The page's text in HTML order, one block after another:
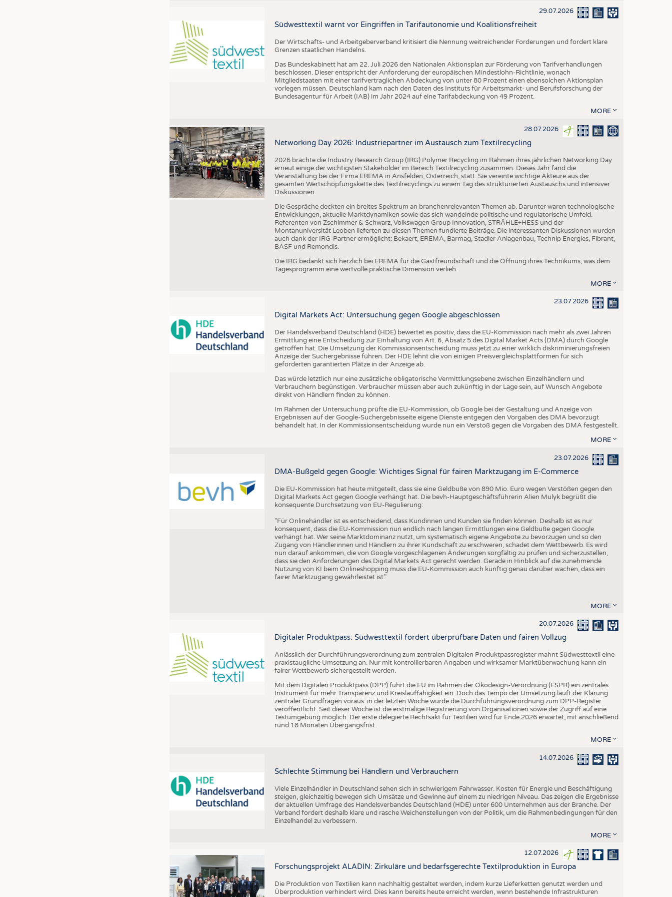
KRÜGER PERSONAL HEADHUNTING
PRAKTIKA & AUSBILDUNGEN DTV AUSSCHREIBUNGSDIENST
PUBLIKATIONEN
TERMINE
BRANCHENTERMINE
29.07.2026
Südwesttextil warnt vor Eingriffen in Tarifautonomie und Koalitionsfreiheit
Der Wirtschafts- und Arbeitgeberverband kritisiert die Nennung weitreichender Forderungen und fordert klare
Grenzen staatlichen Handelns.
Das Bundeskabinett hat am 22. Juli 2026 den Nationalen Aktionsplan zur Förderung von Tarifverhandlungen
beschlossen. Dieser entspricht der Anforderung der europäischen Mindestlohn-Richtlinie, wonach
Mitgliedstaaten mit einer tarifvertraglichen Abdeckung von unter 80 Prozent einen ebensolchen Aktionsplan
vorlegen müssen. Deutschland kam nach den Daten des Instituts für Arbeitsmarkt- und Berufsforschung der
Bundesagentur für Arbeit (IAB) im Jahr 2024 auf eine Tarifabdeckung von 49 Prozent.
MORE
©
I
n
s
t
i
t
u
t
f
ü
r
T
e
x
t
i
l
t
e
c
h
n
i
k
(
I
T
A
)
d
e
r
R
W
T
H
A
a
c
h
e
n
U
n
i
v
e
r
s
i
t
y 28.07.2026
Networking Day 2026: Industriepartner im Austausch zum Textilrecycling
2026 brachte die Industry Research Group (IRG) Polymer Recycling im Rahmen ihres jährlichen Networking Day
erneut einige der wichtigsten Stakeholder im Bereich Textilrecycling zusammen. Dieses Jahr fand die
Veranstaltung bei der Firma EREMA in Ansfelden, Österreich, statt. Sie vereinte wichtige Akteure aus der
gesamten Wertschöpfungskette des Textilrecyclings zu einem Tag des strukturierten Austauschs und intensiver
Diskussionen.
Die Gespräche deckten ein breites Spektrum an branchenrelevanten Themen ab. Darunter waren technologische
Entwicklungen, aktuelle Marktdynamiken sowie das sich wandelnde politische und regulatorische Umfeld.
Referenten von Zschimmer & Schwarz, Volkswagen Group Innovation, STRÄHLE+HESS und der
Montanuniversität Leoben lieferten zu diesen Themen fundierte Beiträge. Die interessanten Diskussionen wurden
auch dank der IRG-Partner ermöglicht: Bekaert, EREMA, Barmag, Stadler Anlagenbau, Technip Energies, Fibrant,
BASF und Remondis.
Die IRG bedankt sich herzlich bei EREMA für die Gastfreundschaft und die Öffnung ihres Technikums, was dem
Tagesprogramm eine wertvolle praktische Dimension verlieh.
MORE
23.07.2026
Digital Markets Act: Untersuchung gegen Google abgeschlossen
Der Handelsverband Deutschland (HDE) bewertet es positiv, dass die EU-Kommission nach mehr als zwei Jahren
Ermittlung eine Entscheidung zur Einhaltung von Art. 6, Absatz 5 des Digital Market Acts (DMA) durch Google
getroffen hat. Die Umsetzung der Kommissionsentscheidung muss jetzt zu einer wirklich diskriminierungsfreien
Anzeige der Suchergebnisse führen. Der HDE lehnt die von einigen Preisvergleichsplattformen für sich
geforderten garantierten Plätze in der Anzeige ab.
Das würde letztlich nur eine zusätzliche obligatorische Vermittlungsebene zwischen Einzelhändlern und
Verbrauchern begünstigen. Verbraucher müssen aber auch zukünftig in der Lage sein, auf Wunsch Angebote
direkt von Händlern finden zu können.
Im Rahmen der Untersuchung prüfte die EU-Kommission, ob Google bei der Gestaltung und Anzeige von
Ergebnissen auf der Google-Suchergebnisseite eigene Dienste entgegen den Vorgaben des DMA bevorzugt
behandelt hat. In der Kommissionsentscheidung wurde nun ein Verstoß gegen die Vorgaben des DMA festgestellt.
MORE
23.07.2026
DMA-Bußgeld gegen Google: Wichtiges Signal für fairen Marktzugang im E-Commerce
Die EU-Kommission hat heute mitgeteilt, dass sie eine Geldbuße von 890 Mio. Euro wegen Verstößen gegen den
Digital Markets Act gegen Google verhängt hat. Die bevh-Hauptgeschäftsführerin Alien Mulyk begrüßt die
konsequente Durchsetzung von EU-Regulierung:
"Für Onlinehändler ist es entscheidend, dass Kundinnen und Kunden sie finden können. Deshalb ist es nur
konsequent, dass die EU-Kommission nun endlich nach langen Ermittlungen eine Geldbuße gegen Google
verhängt hat. Wer seine Marktdominanz nutzt, um systematisch eigene Angebote zu bevorzugen und so den
Zugang von Händlerinnen und Händlern zu ihrer Kundschaft zu erschweren, schadet dem Wettbewerb. Es wird
nun darauf ankommen, die von Google vorgeschlagenen Änderungen sorgfältig zu prüfen und sicherzustellen,
dass sie den Anforderungen des Digital Markets Act gerecht werden. Gerade in Hinblick auf die zunehmende
Nutzung von KI beim Onlineshopping muss die EU-Kommission auch künftig genau darüber wachen, dass ein
fairer Marktzugang gewährleistet ist."
MORE
20.07.2026
Digitaler Produktpass: Südwesttextil fordert überprüfbare Daten und fairen Vollzug
Anlässlich der Durchführungsverordnung zum zentralen Digitalen Produktpassregister mahnt Südwesttextil eine
praxistaugliche Umsetzung an. Nur mit kontrollierbaren Angaben und wirksamer Marktüberwachung kann ein
fairer Wettbewerb sichergestellt werden.
Mit dem Digitalen Produktpass (DPP) führt die EU im Rahmen der Ökodesign-Verordnung (ESPR) ein zentrales
Instrument für mehr Transparenz und Kreislauffähigkeit ein. Doch das Tempo der Umsetzung läuft der Klärung
zentraler Grundfragen voraus: in der letzten Woche wurde die Durchführungsverordnung zum DPP-Register
veröffentlicht. Seit dieser Woche ist die erstmalige Registrierung von Organisationen sowie der Zugriff auf eine
Testumgebung möglich. Der erste delegierte Rechtsakt für Textilien wird für Ende 2026 erwartet, mit anschließend
rund 18 Monaten Übergangsfrist.
MORE
14.07.2026
Schlechte Stimmung bei Händlern und Verbrauchern
Viele Einzelhändler in Deutschland sehen sich in schwierigem Fahrwasser. Kosten für Energie und Beschäftigung
steigen, gleichzeitig bewegen sich Umsätze und Gewinne auf einem zu niedrigen Niveau. Das zeigen die Ergebnisse
der aktuellen Umfrage des Handelsverbandes Deutschland (HDE) unter 600 Unternehmen aus der Branche. Der
Verband fordert deshalb klare und rasche Weichenstellungen von der Politik, um die Rahmenbedingungen für den
Einzelhandel zu verbessern.
MORE
12.07.2026
Forschungsprojekt ALADIN: Zirkuläre und bedarfsgerechte Textilproduktion in Europa
Die Produktion von Textilien kann nachhaltig gestaltet werden, indem kurze Lieferketten genutzt werden und
Überproduktion verhindert wird. Dies kann bereits heute erreicht werden, wenn bestehende Infrastrukturen